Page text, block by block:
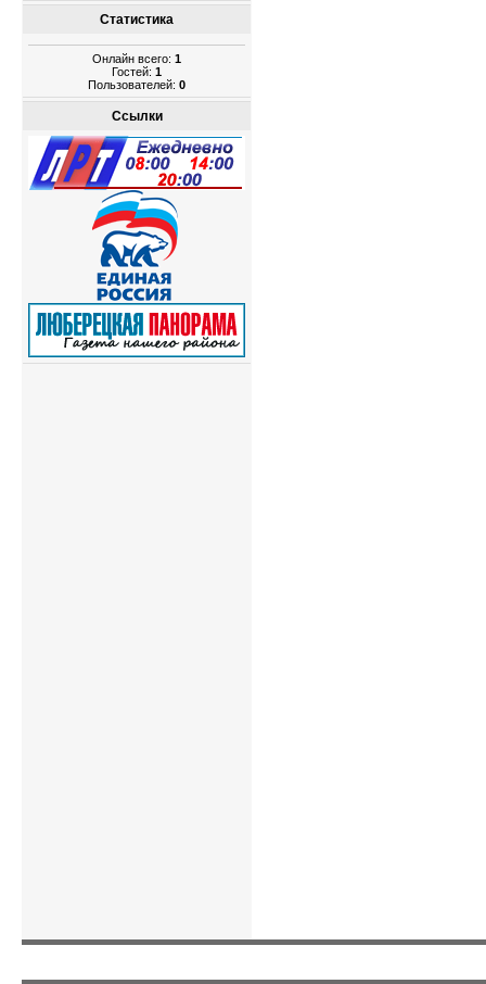
Статистика
Онлайн всего: 1
Гостей: 1
Пользователей: 0
Ссылки